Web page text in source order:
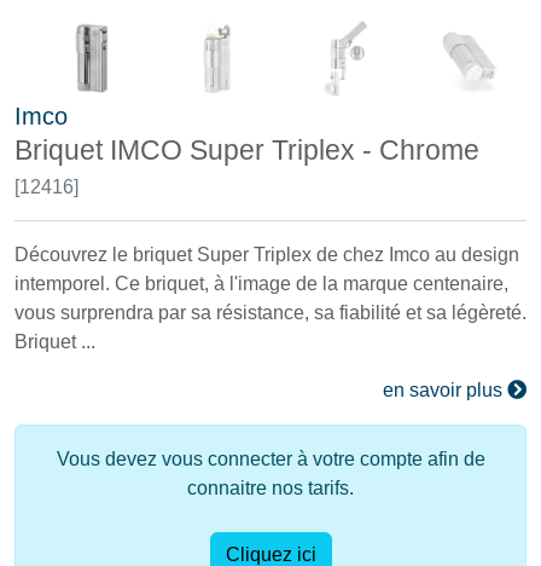
Imco
Briquet IMCO Super Triplex - Chrome
[12416]
Découvrez le briquet Super Triplex de chez Imco au design
intemporel. Ce briquet, à l'image de la marque centenaire,
vous surprendra par sa résistance, sa fiabilité et sa légèreté.
Briquet ...
en savoir plus
Vous devez vous connecter à votre compte afin de
connaitre nos tarifs.
Cliquez ici